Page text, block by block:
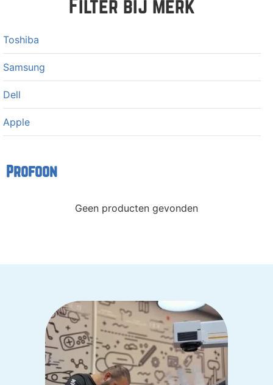
Filter bij merk
Toshiba
Samsung
Dell
Apple
Profoon
Geen producten gevonden